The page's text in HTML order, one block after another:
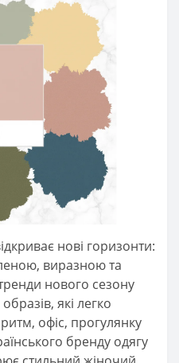
нові горизонти:
виразною та
нового сезону
які легко
офіс, прогулянку
бренду одягу